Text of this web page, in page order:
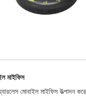
মাইফিস
মোবাইল মাইফিস উত্পাদন